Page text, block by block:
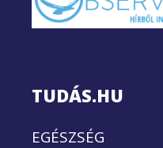
TUDÁS.HU
EGÉSZSÉG